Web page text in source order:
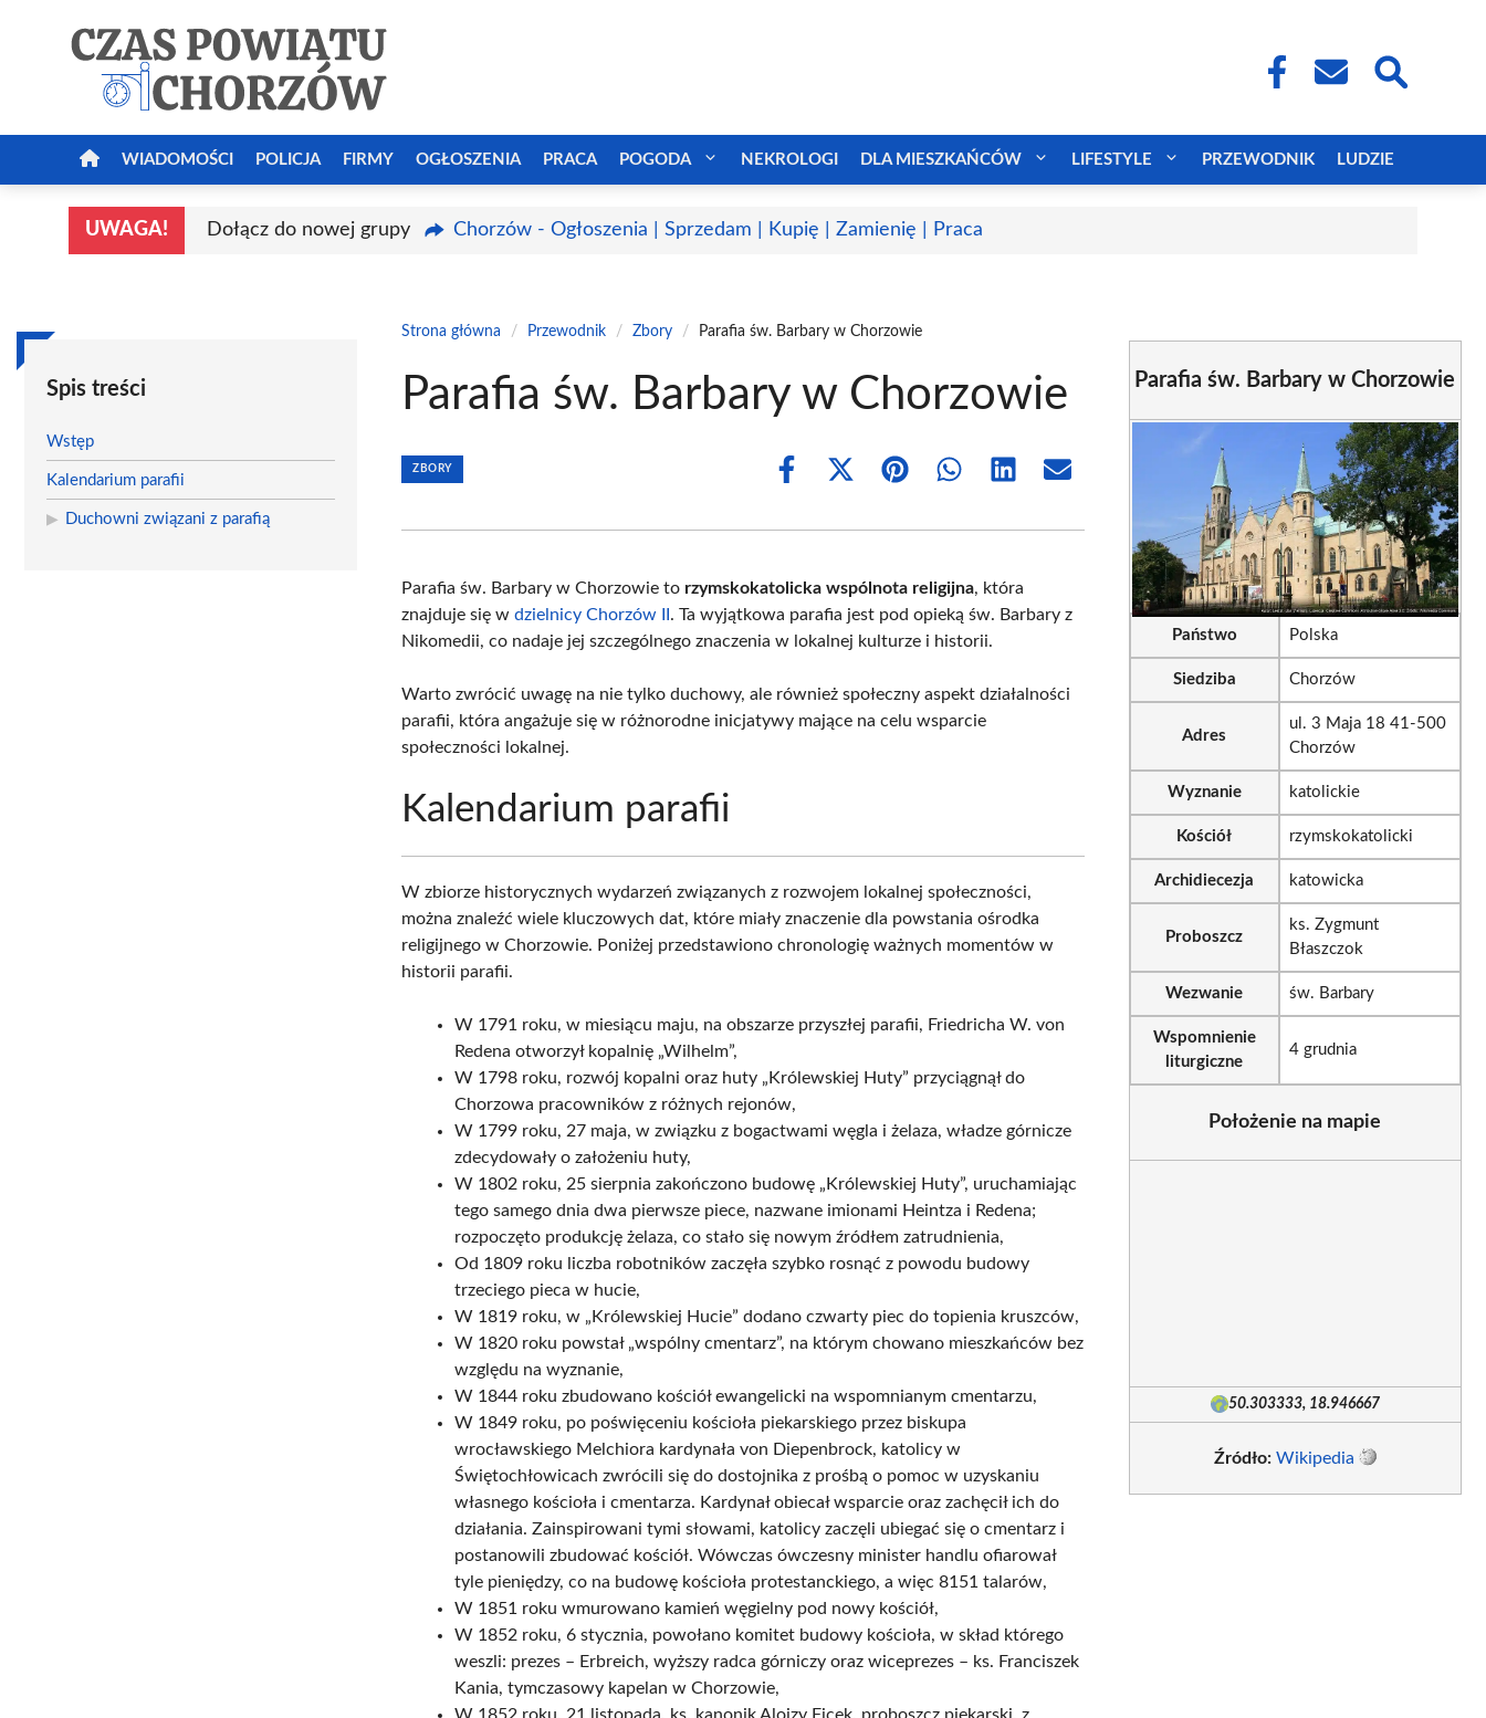
WIADOMOŚCI POLICJA FIRMY OGŁOSZENIA PRACA POGODA NEKROLOGI DLA MIESZKAŃCÓW LIFESTYLE PRZEWODNIK LUDZIE
UWAGA! Dołącz do nowej grupy Chorzów - Ogłoszenia | Sprzedam | Kupię | Zamienię | Praca
Spis treści
Wstęp
Kalendarium parafii
Duchowni związani z parafią
Strona główna / Przewodnik / Zbory / Parafia św. Barbary w Chorzowie
Parafia św. Barbary w Chorzowie
ZBORY
Share
Share
(Twitter)
Share Share Share Share
Parafia św. Barbary w Chorzowie to rzymskokatolicka wspólnota religijna, która
znajduje się wdzielnicy Chorzów II. Ta wyjątkowa parafia jest pod opieką św. Barbary z
Nikomedii, co nadaje jej szczególnego znaczenia w lokalnej kulturze i historii.
Warto zwrócić uwagę na nie tylko duchowy, ale również społeczny aspekt działalności
parafii, która angażuje się w różnorodne inicjatywy mające na celu wsparcie
społeczności lokalnej.
Kalendarium parafii
W zbiorze historycznych wydarzeń związanych z rozwojem lokalnej społeczności,
można znaleźć wiele kluczowych dat, które miały znaczenie dla powstania ośrodka
religijnego w Chorzowie. Poniżej przedstawiono chronologię ważnych momentów w
historii parafii.
W 1791 roku, w miesiącu maju, na obszarze przyszłej parafii, Friedricha W. von
Redena otworzył kopalnię „Wilhelm”,
W 1798 roku, rozwój kopalni oraz huty „Królewskiej Huty” przyciągnął do
Chorzowa pracowników z różnych rejonów,
W 1799 roku, 27 maja, w związku z bogactwami węgla i żelaza, władze górnicze
zdecydowały o założeniu huty,
W 1802 roku, 25 sierpnia zakończono budowę „Królewskiej Huty”, uruchamiając
tego samego dnia dwa pierwsze piece, nazwane imionami Heintza i Redena;
rozpoczęto produkcję żelaza, co stało się nowym źródłem zatrudnienia,
Od 1809 roku liczba robotników zaczęła szybko rosnąć z powodu budowy
trzeciego pieca w hucie,
W 1819 roku, w „Królewskiej Hucie” dodano czwarty piec do topienia kruszców,
W 1820 roku powstał „wspólny cmentarz”, na którym chowano mieszkańców bez
względu na wyznanie,
W 1844 roku zbudowano kościół ewangelicki na wspomnianym cmentarzu,
W 1849 roku, po poświęceniu kościoła piekarskiego przez biskupa
wrocławskiego Melchiora kardynała von Diepenbrock, katolicy w
Świętochłowicach zwrócili się do dostojnika z prośbą o pomoc w uzyskaniu
własnego kościoła i cmentarza. Kardynał obiecał wsparcie oraz zachęcił ich do
działania. Zainspirowani tymi słowami, katolicy zaczęli ubiegać się o cmentarz i
postanowili zbudować kościół. Wówczas ówczesny minister handlu ofiarował
tyle pieniędzy, co na budowę kościoła protestanckiego, a więc 8151 talarów,
W 1851 roku wmurowano kamień węgielny pod nowy kościół,
W 1852 roku, 6 stycznia, powołano komitet budowy kościoła, w skład którego
weszli: prezes – Erbreich, wyższy radca górniczy oraz wiceprezes – ks. Franciszek
Kania, tymczasowy kapelan w Chorzowie,
W 1852 roku, 21 listopada, ks. kanonik Alojzy Ficek, proboszcz piekarski, z
Parafia św. Barbary w Chorzowie
Państwo Polska
Siedziba Chorzów
Adres
ul. 3 Maja 18 41-500
Chorzów
Wyznanie katolickie
Kościół rzymskokatolicki
Archidiecezja katowicka
Proboszcz
ks. Zygmunt
Błaszczok
Wezwanie św. Barbary
Wspomnienie
liturgiczne
4 grudnia
Położenie na mapie
50.303333, 18.946667
Źródło: Wikipedia